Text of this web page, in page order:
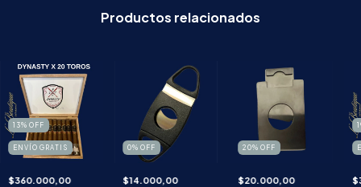
Productos relacionados
13% OFF
ENVÍO GRATIS
$360.000,00
0%OFF
$14.000,00
20% OFF
$20.000,00